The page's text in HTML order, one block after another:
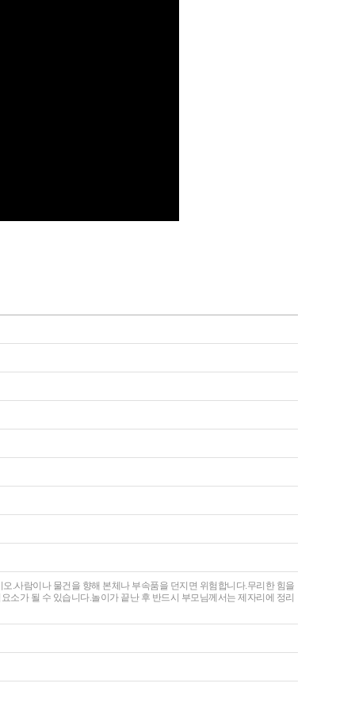
.사람이나 물건을 향해 본체나 부속품을 던지면 위험합니다.무리한 힘을
가 될 수 있습니다.놀이가 끝난 후 반드시 부모님께서는 제자리에 정리